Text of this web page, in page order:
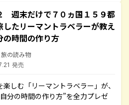
週末だけで７０ヵ国１５９都
したリーマントラベラーが教え
の時間の作り方
旅の読み物
発売
しむ「リーマントラベラー」が、
分の時間の作り方”を全力プレゼ